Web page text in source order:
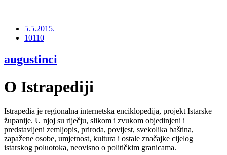
5.5.2015.
10110
augustinci
O Istrapediji
Istrapedia je regionalna internetska enciklopedija, projekt Istarske
županije. U njoj su riječju, slikom i zvukom objedinjeni i
predstavljeni zemljopis, priroda, povijest, svekolika baština,
zapažene osobe, umjetnost, kultura i ostale značajke cijelog
istarskog poluotoka, neovisno o političkim granicama.